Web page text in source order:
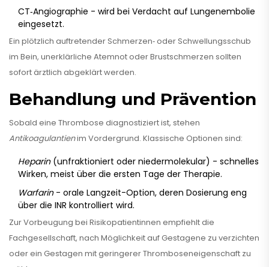
CT‑Angiographie - wird bei Verdacht auf Lungenembolie
eingesetzt.
Ein plötzlich auftretender Schmerzen‑ oder Schwellungsschub
im Bein, unerklärliche Atemnot oder Brustschmerzen sollten
sofort ärztlich abgeklärt werden.
Behandlung und Prävention
Sobald eine Thrombose diagnostiziert ist, stehen
Antikoagulantienim Vordergrund. Klassische Optionen sind:
Heparin(unfraktioniert oder niedermolekular) - schnelles
Wirken, meist über die ersten Tage der Therapie.
Warfarin- orale Langzeit-Option, deren Dosierung eng
über die INR kontrolliert wird.
Zur Vorbeugung bei Risikopatientinnen empfiehlt die
Fachgesellschaft, nach Möglichkeit auf Gestagene zu verzichten
oder ein Gestagen mit geringerer Thromboseneigenschaft zu